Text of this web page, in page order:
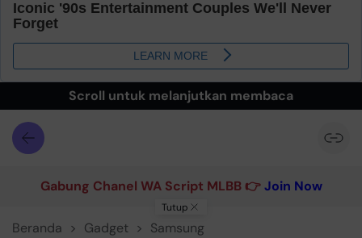
Scroll untuk melanjutkan membaca
Gabung Chanel WA Script MLBB 👉Join Now
Tutup
Beranda Gadget Samsung